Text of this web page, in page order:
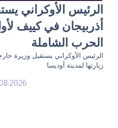
الرئيس الأوكراني
أذربيجان في كييف
الحرب الشاملة
الرئيس الأوكراني يستقبل وزيرة
زيارتها لمدينة أوديسا